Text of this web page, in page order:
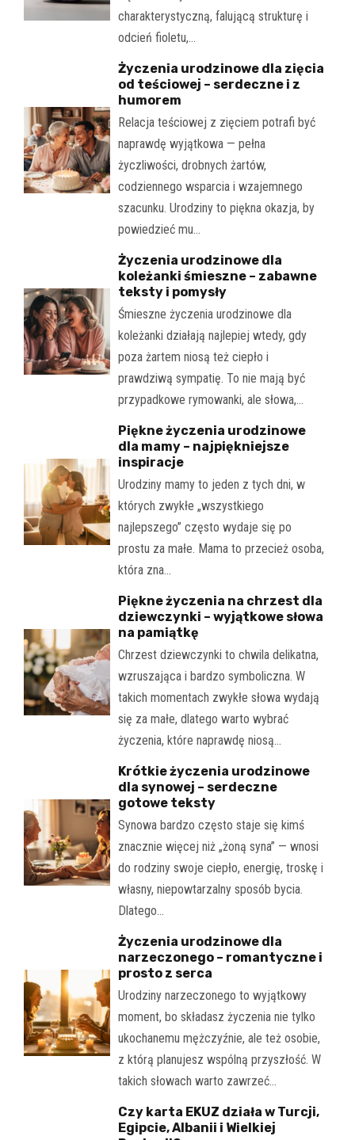
charakterystyczną, falującą strukturę i
odcień fioletu,…
Życzenia urodzinowe dla zięcia
od teściowej – serdeczne i z
humorem
Relacja teściowej z zięciem potrafi być
naprawdę wyjątkowa — pełna
życzliwości, drobnych żartów,
codziennego wsparcia i wzajemnego
szacunku. Urodziny to piękna okazja, by
powiedzieć mu…
Życzenia urodzinowe dla
koleżanki śmieszne – zabawne
teksty i pomysły
Śmieszne życzenia urodzinowe dla
koleżanki działają najlepiej wtedy, gdy
poza żartem niosą też ciepło i
prawdziwą sympatię. To nie mają być
przypadkowe rymowanki, ale słowa,…
Piękne życzenia urodzinowe
dla mamy – najpiękniejsze
inspiracje
Urodziny mamy to jeden z tych dni, w
których zwykłe „wszystkiego
najlepszego” często wydaje się po
prostu za małe. Mama to przecież osoba,
która zna…
Piękne życzenia na chrzest dla
dziewczynki – wyjątkowe słowa
na pamiątkę
Chrzest dziewczynki to chwila delikatna,
wzruszająca i bardzo symboliczna. W
takich momentach zwykłe słowa wydają
się za małe, dlatego warto wybrać
życzenia, które naprawdę niosą…
Krótkie życzenia urodzinowe
dla synowej – serdeczne
gotowe teksty
Synowa bardzo często staje się kimś
znacznie więcej niż „żoną syna” — wnosi
do rodziny swoje ciepło, energię, troskę i
własny, niepowtarzalny sposób bycia.
Dlatego…
Życzenia urodzinowe dla
narzeczonego – romantyczne i
prosto z serca
Urodziny narzeczonego to wyjątkowy
moment, bo składasz życzenia nie tylko
ukochanemu mężczyźnie, ale też osobie,
z którą planujesz wspólną przyszłość. W
takich słowach warto zawrzeć…
Czy karta EKUZ działa w Turcji,
Egipcie, Albanii i Wielkiej